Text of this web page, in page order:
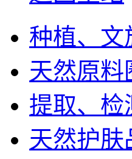
种植、文
天然原料
提取、检
天然护肤